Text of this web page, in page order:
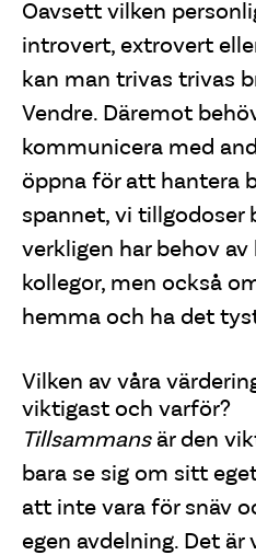
Oavsett vilken
introvert, extrovert
kan man trivas trivas
Vendre. Däremot
kommunicera med
öppna för att hantera
spannet, vi tillgodoser
verkligen har behov
kollegor, men också
hemma och ha det
Vilken av våra
viktigast och varför?
Tillsammansär den
bara se sig om sitt
att inte vara för snäv
egen avdelning. Det